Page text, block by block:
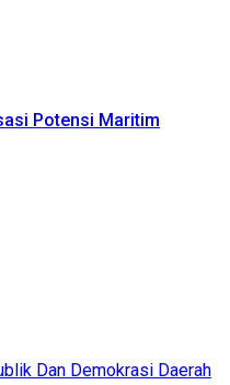
Potensi Maritim